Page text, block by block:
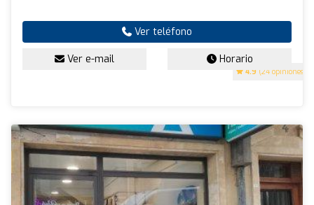
4.9 (24 opiniones)
Ver teléfono
Ver e-mail Horario